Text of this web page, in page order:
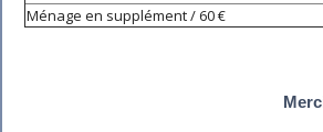
Ménage en supplément / 60 €